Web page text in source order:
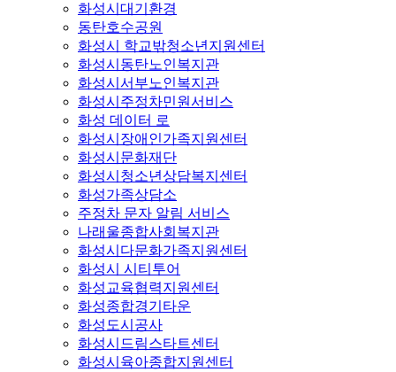
화성시대기환경
동탄호수공원
화성시 학교밖청소년지원센터
화성시동탄노인복지관
화성시서부노인복지관
화성시주정차민원서비스
화성 데이터 로
화성시장애인가족지원센터
화성시문화재단
화성시청소년상담복지센터
화성가족상담소
주정차 문자 알림 서비스
나래울종합사회복지관
화성시다문화가족지원센터
화성시 시티투어
화성교육협력지원센터
화성종합경기타운
화성도시공사
화성시드림스타트센터
화성시육아종합지원센터